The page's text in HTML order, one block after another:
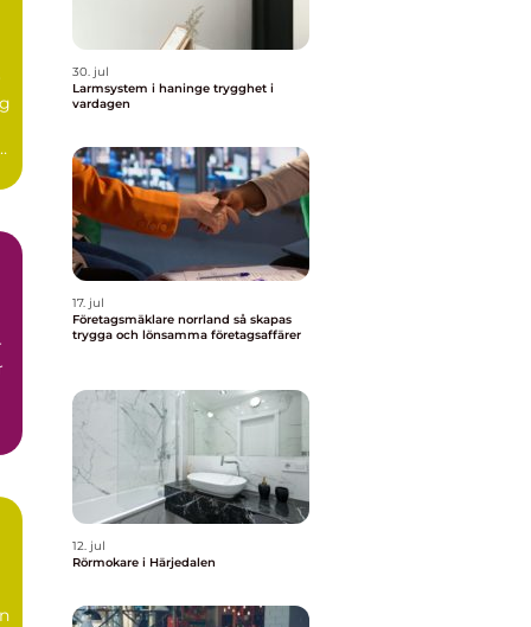
30. jul
Larmsystem i haninge trygghet i
vardagen
17. jul
Företagsmäklare norrland så skapas
trygga och lönsamma företagsaffärer
12. jul
Rörmokare i Härjedalen